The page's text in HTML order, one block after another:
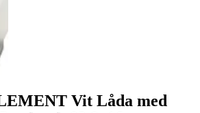
Vit Låda med